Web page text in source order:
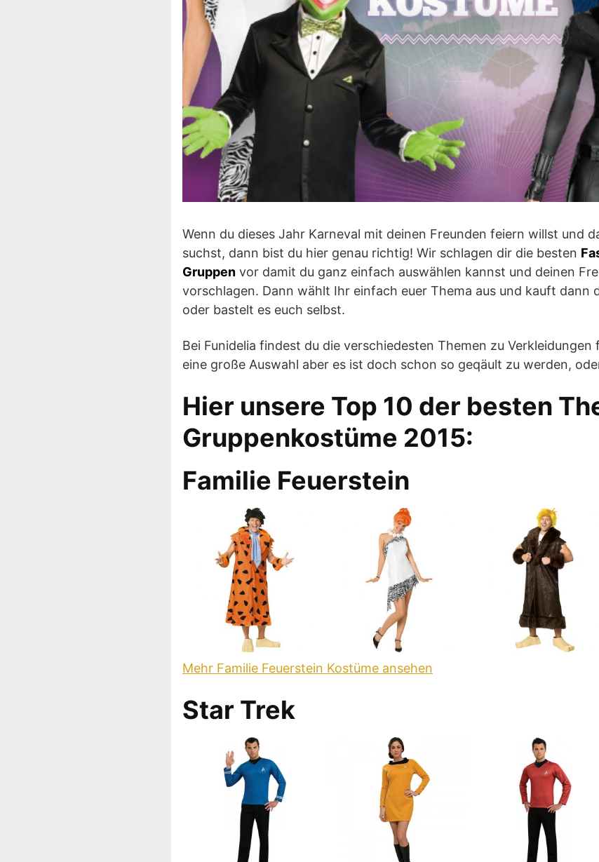
Wenn du dieses Jahr Karneval mit deinen Freunden feiern willst und
suchst, dann bist du hier genau richtig! Wir schlagen dir die besten
Gruppen vor damit du ganz einfach auswählen kannst und deinen
vorschlagen. Dann wählt Ihr einfach euer Thema aus und kauft dann
oder bastelt es euch selbst.
Bei Funidelia findest du die verschiedesten Themen zu
eine große Auswahl aber es ist doch schon so geqäult zu werden,
Hier unsere Top 10 der besten
Gruppenkostüme 2015:
Familie Feuerstein
Mehr Familie Feuerstein Kostüme ansehen
Star Trek